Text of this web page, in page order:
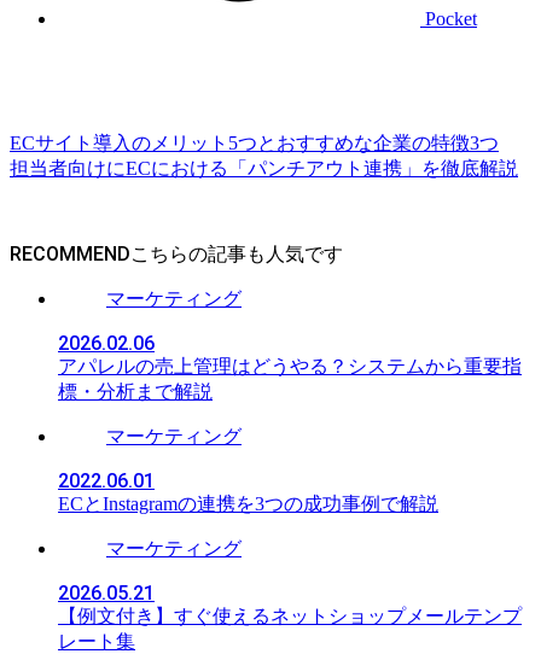
Pocket
ECサイト導入のメリット5つとおすすめな企業の特徴3つ
担当者向けにECにおける「パンチアウト連携」を徹底解説
RECOMMEND
マーケティング
2026.02.06
アパレルの売上管理はどうやる？システムから重要指
標・分析まで解説
マーケティング
2022.06.01
ECとInstagramの連携を3つの成功事例で解説
マーケティング
2026.05.21
【例文付き】すぐ使えるネットショップメールテンプ
レート集